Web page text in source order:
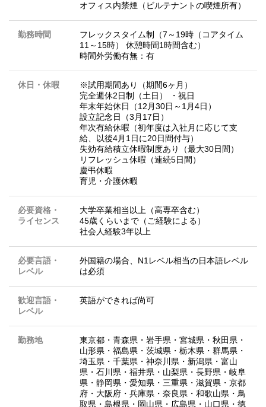
オフィス内禁煙（ビルテナントの喫煙所有）
勤務時間
フレックスタイム制（7～19時（コアタイム
11～15時） 休憩時間1時間含む）
時間外労働有無：有
休日・休暇
※試用期間あり（期間6ヶ月）
完全週休2日制（土日） ・祝日
年末年始休日（12月30日～1月4日）
設立記念日（3月17日）
年次有給休暇（初年度は入社月に応じて支
給、以後4月1日に20日間付与）
失効有給積立休暇制度あり（最大30日間）
リフレッシュ休暇（連続5日間）
慶弔休暇
育児・介護休暇
必要資格・
ライセンス
大学卒業相当以上（高専卒含む）
45歳くらいまで（ご経験による）
社会人経験3年以上
必要言語・
レベル
外国籍の場合、N1レベル相当の日本語レベル
は必須
歓迎言語・
レベル
英語ができれば尚可
勤務地 東京都 ・ 青森県 ・ 岩手県 ・ 宮城県 ・ 秋田県 ・
山形県 ・ 福島県 ・ 茨城県 ・ 栃木県 ・ 群馬県 ・
埼玉県 ・ 千葉県 ・ 神奈川県 ・ 新潟県 ・ 富山
県 ・ 石川県 ・ 福井県 ・ 山梨県 ・ 長野県 ・ 岐阜
県 ・ 静岡県 ・ 愛知県 ・ 三重県 ・ 滋賀県 ・ 京都
府 ・ 大阪府 ・ 兵庫県 ・ 奈良県 ・ 和歌山県 ・ 鳥
取県 ・ 島根県 ・ 岡山県 ・ 広島県 ・ 山口県 ・ 徳